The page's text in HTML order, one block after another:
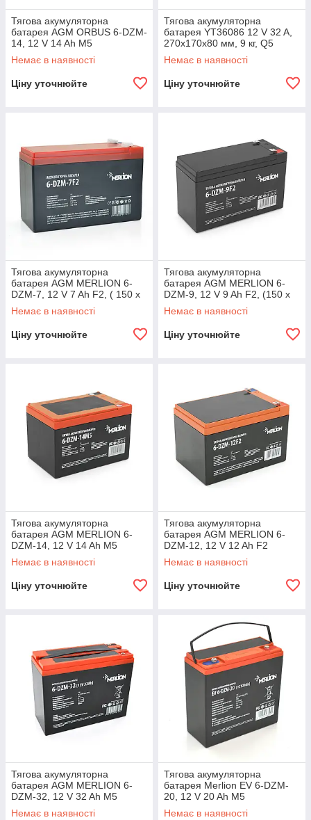
Тягова акумуляторна
батарея AGM ORBUS 6-DZM-
14, 12 V 14 Ah M5
(151х98х101 мм) Green Q4
Немає в наявності
Ціну уточнюйте
Тягова акумуляторна
батарея YT36086 12 V 32 A,
270x170x80 мм, 9 кг, Q5
Немає в наявності
Ціну уточнюйте
Тягова акумуляторна
батарея AGM MERLION 6-
DZM-7, 12 V 7 Ah F2, ( 150 x
65 x 95 (100), 2 kg
Немає в наявності
Ціну уточнюйте
Тягова акумуляторна
батарея AGM MERLION 6-
DZM-9, 12 V 9 Ah F2, (150 x
65 x 95 (100), 2.56 kg
Немає в наявності
Ціну уточнюйте
Тягова акумуляторна
батарея AGM MERLION 6-
DZM-14, 12 V 14 Ah M5
(151х98х104 мм), 4.5 kg Q3
Немає в наявності
Ціну уточнюйте
Тягова акумуляторна
батарея AGM MERLION 6-
DZM-12, 12 V 12 Ah F2
(151х98х101 мм), 4.13 kg
Orange Q3
Немає в наявності
Ціну уточнюйте
Тягова акумуляторна
батарея AGM MERLION 6-
DZM-32, 12 V 32 Ah M5
(218x95x175 мм), 9,5 кг.Q2
Немає в наявності
Тягова акумуляторна
батарея Merlion EV 6-DZM-
20, 12 V 20 Ah M5
(181*77*170),6.7 kg Q3
Немає в наявності